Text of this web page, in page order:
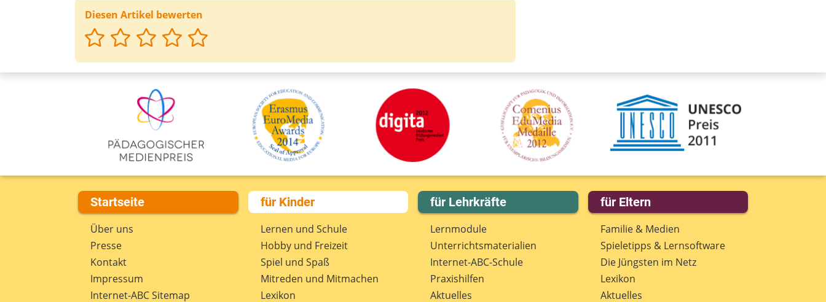
Diesen Artikel bewerten
Startseite
Über uns
Presse
Kontakt
Impressum
Internet-ABC Sitemap
für Kinder
Lernen und Schule
Hobby und Freizeit
Spiel und Spaß
Mitreden und Mitmachen
Lexikon
für Lehrkräfte
Lernmodule
Unterrichts­materialien
Internet-ABC-Schule
Praxishilfen
Aktuelles
für Eltern
Familie & Medien
Spieletipps & Lernsoftware
Die Jüngsten im Netz
Lexikon
Aktuelles